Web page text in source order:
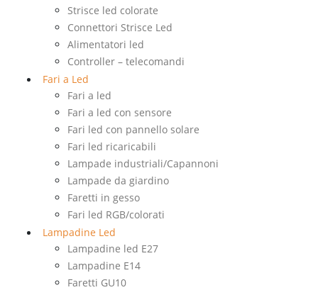
Strisce led colorate
Connettori Strisce Led
Alimentatori led
Controller – telecomandi
Fari a Led
Fari a led
Fari a led con sensore
Fari led con pannello solare
Fari led ricaricabili
Lampade industriali/Capannoni
Lampade da giardino
Faretti in gesso
Fari led RGB/colorati
Lampadine Led
Lampadine led E27
Lampadine E14
Faretti GU10